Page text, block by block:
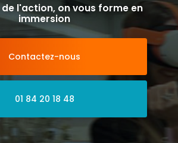
de l'action, on vous forme en
immersion
Contactez-nous
01 84 20 18 48